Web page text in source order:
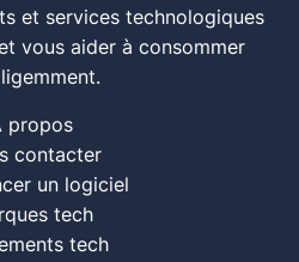
et services technologiques
vous aider à consommer
propos
contacter
un logiciel
tech
tech